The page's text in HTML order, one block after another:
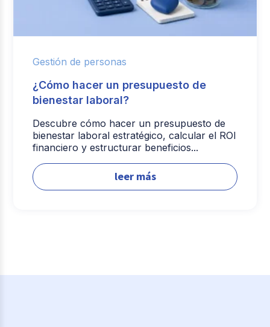
Gestión de personas
¿Cómo hacer un presupuesto de
bienestar laboral?
Descubre cómo hacer un presupuesto de
bienestar laboral estratégico, calcular el ROI
financiero y estructurar beneficios...
leer más